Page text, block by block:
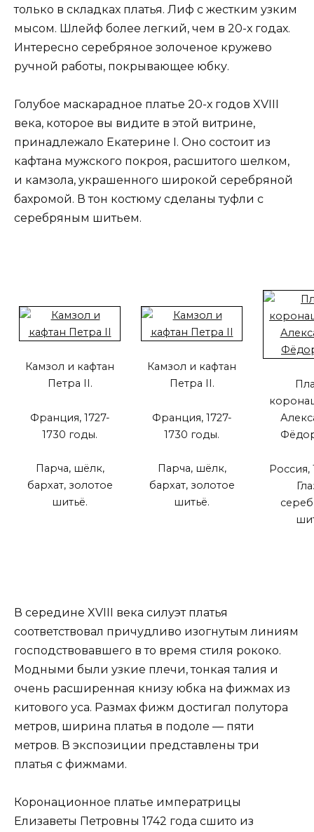
только в складках платья. Лиф с жестким узким
мысом. Шлейф более легкий, чем в 20-х годах.
Интересно серебряное золоченое кружево
ручной работы, покрывающее юбку.
Голубое маскарадное платье 20-х годов XVIII
века, которое вы видите в этой витрине,
принадлежало Екатерине I. Оно состоит из
кафтана мужского покроя, расшитого шелком,
и камзола, украшенного широкой серебряной
бахромой. В тон костюму сделаны туфли с
серебряным шитьем.
Камзол и кафтан
Петра II.
Франция, 1727-
1730 годы.
Парча, шёлк,
бархат, золотое
шитьё.
Камзол и кафтан
Петра II.
Франция, 1727-
1730 годы.
Парча, шёлк,
бархат, золотое
шитьё.
Россия,
В середине XVIII века силуэт платья
соответствовал причудливо изогнутым линиям
господствовавшего в то время стиля рококо.
Модными были узкие плечи, тонкая талия и
очень расширенная книзу юбка на фижмах из
китового уса. Размах фижм достигал полутора
метров, ширина платья в подоле — пяти
метров. В экспозиции представлены три
платья с фижмами.
Коронационное платье императрицы
Елизаветы Петровны 1742 года сшито из